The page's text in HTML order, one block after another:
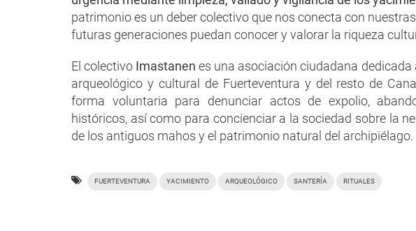
patrimonio es un deber colectivo que nos conecta con
futuras generaciones puedan conocer y valorar la riqueza
El colectivo Imastanen es una asociación ciudadana
arqueológico y cultural de Fuerteventura y del resto de
forma voluntaria para denunciar actos de expolio,
históricos, así como para concienciar a la sociedad sobre la
de los antiguos mahos y el patrimonio natural del archipiélago.
FUERTEVENTURA YACIMIENTO ARQUEOLÓGICO SANTERÍA RITUALES